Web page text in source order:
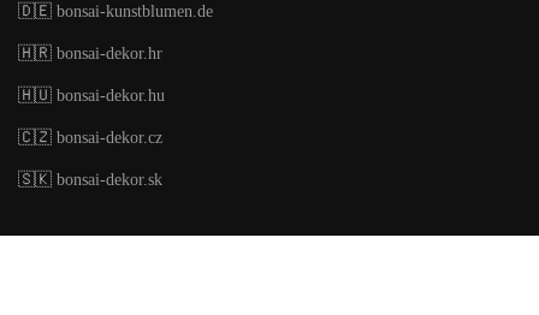
🇩🇪 bonsai-kunstblumen.de
🇭🇷 bonsai-dekor.hr
🇭🇺 bonsai-dekor.hu
🇨🇿 bonsai-dekor.cz
🇸🇰 bonsai-dekor.sk